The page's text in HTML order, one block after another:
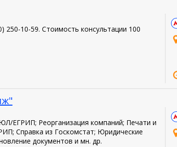
250-10-59. Стоимость консультации 100
ЕГРИП; Реорганизация компаний; Печати и
Справка из Госкомстат; Юридические
документов и мн. др.